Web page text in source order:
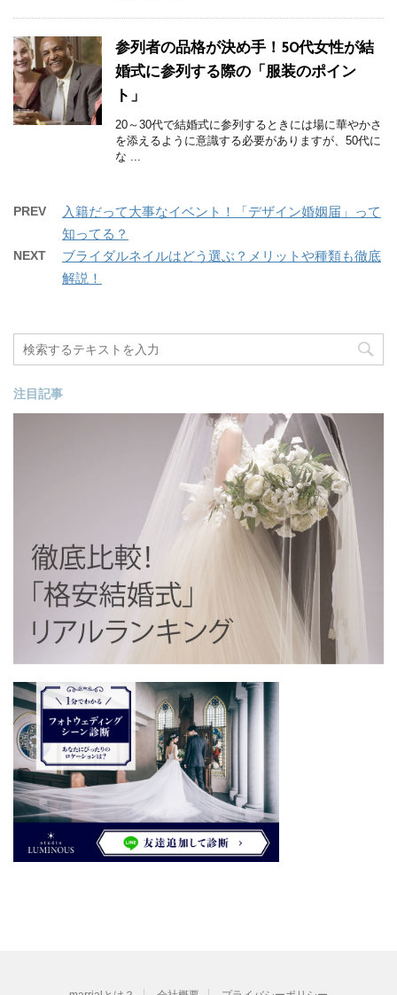
参列者の品格が決め手！50代女性が結
婚式に参列する際の「服装のポイン
ト」
20～30代で結婚式に参列するときには場に華やかさ
を添えるように意識する必要がありますが、50代に
な ...
PREV
入籍だって大事なイベント！「デザイン婚姻届」って
知ってる？
NEXT
ブライダルネイルはどう選ぶ？メリットや種類も徹底
解説！
注目記事